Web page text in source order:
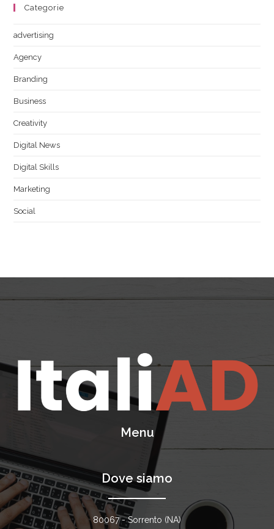
Categorie
advertising
Agency
Branding
Business
Creativity
Digital News
Digital Skills
Marketing
Social
Menu
Dove siamo
80067 - Sorrento (NA)